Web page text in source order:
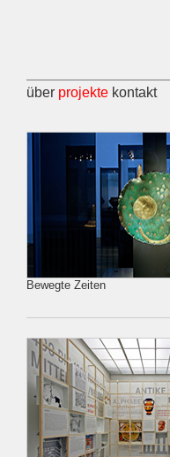
über projekte kontakt
Bewegte Zeiten